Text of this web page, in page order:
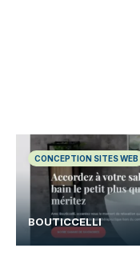
CONCEPTION SITES WEB
BOUTICCELLI